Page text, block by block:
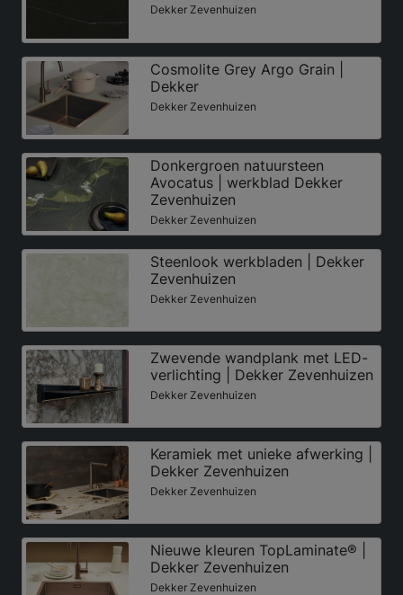
Dekker Zevenhuizen
Cosmolite Grey Argo Grain |
Dekker
Dekker Zevenhuizen
Donkergroen natuursteen
Avocatus | werkblad Dekker
Zevenhuizen
Dekker Zevenhuizen
Steenlook werkbladen | Dekker
Zevenhuizen
Dekker Zevenhuizen
Zwevende wandplank met LED-
verlichting | Dekker Zevenhuizen
Dekker Zevenhuizen
Keramiek met unieke afwerking |
Dekker Zevenhuizen
Dekker Zevenhuizen
Nieuwe kleuren TopLaminate® |
Dekker Zevenhuizen
Dekker Zevenhuizen